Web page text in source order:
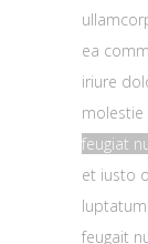
ea
iriure
molestie
feugiat
et iusto
feugait